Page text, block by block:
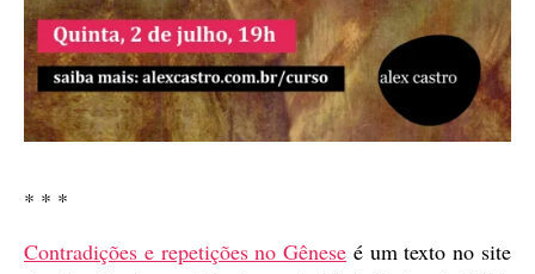
* * *
Contradições e repetições no Gênese é um texto no site